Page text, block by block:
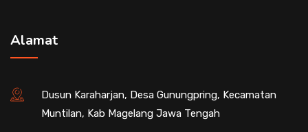
Alamat
Dusun Karaharjan, Desa Gunungpring, Kecamatan
Muntilan, Kab Magelang Jawa Tengah